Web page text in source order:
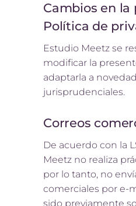
Cambios en la
Política de
Estudio Meetz se
modificar la
adaptarla a
jurisprudenciales.
Correos
De acuerdo con la
Meetz no realiza
por lo tanto, no
comerciales por e-
sido previamente